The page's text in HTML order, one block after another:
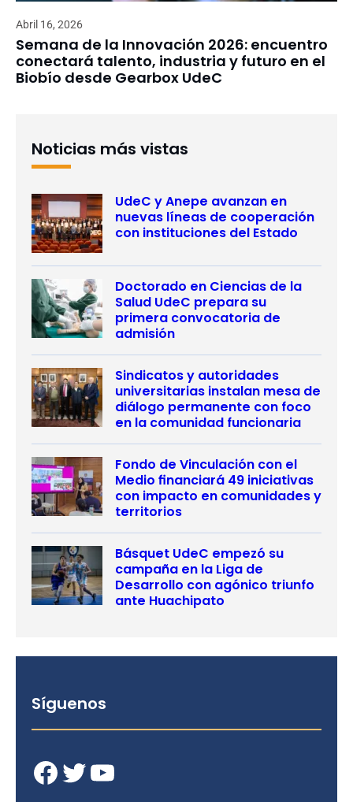
Abril 16, 2026
Semana de la Innovación 2026: encuentro
conectará talento, industria y futuro en el
Biobío desde Gearbox UdeC
Noticias más vistas
UdeC y Anepe avanzan en
nuevas líneas de cooperación
con instituciones del Estado
Doctorado en Ciencias de la
Salud UdeC prepara su
primera convocatoria de
admisión
Sindicatos y autoridades
universitarias instalan mesa de
diálogo permanente con foco
en la comunidad funcionaria
Fondo de Vinculación con el
Medio financiará 49 iniciativas
con impacto en comunidades y
territorios
Básquet UdeC empezó su
campaña en la Liga de
Desarrollo con agónico triunfo
ante Huachipato
Síguenos
Facebook Twitter YouTube